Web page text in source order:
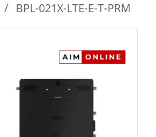
BPL-021X-LTE-E-T-PRM